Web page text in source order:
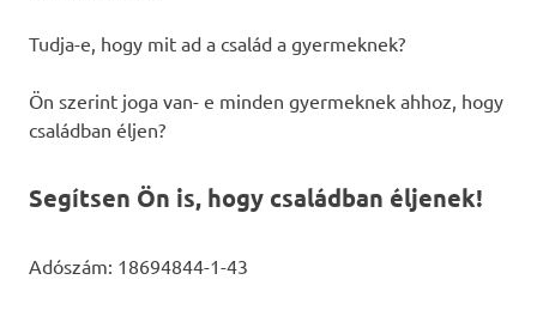
Tudja-e, hogy mit ad a család a gyermeknek?
Ön szerint joga van- e minden gyermeknek ahhoz, hogy
családban éljen?
Segítsen Ön is, hogy családban éljenek!
Adószám: 18694844-1-43